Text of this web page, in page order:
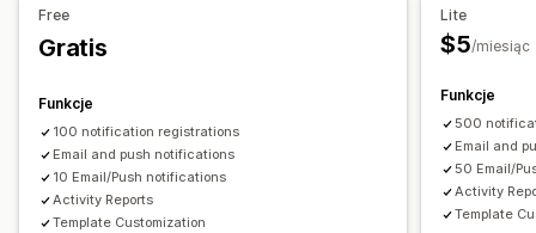
Raporty dotyczące zapasów
Raporty dotyczące wydajności
Free
Gratis
Funkcje
100 notification registrations
Email and push notifications
10 Email/Push notifications
Activity Reports
Template Customization
Lite
$5/miesiąc
Funkcje
500
Email and
50 Email/
Activity
Template